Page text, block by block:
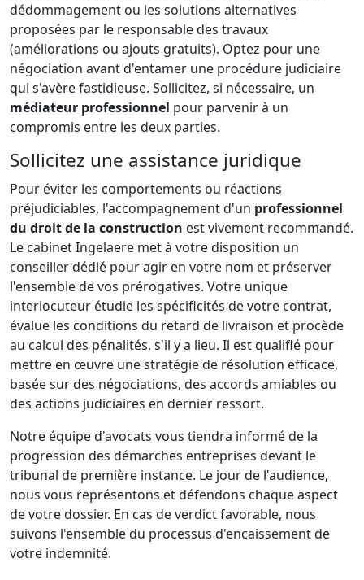
dédommagement ou les solutions alternatives
proposées par le responsable des travaux
(améliorations ou ajouts gratuits). Optez pour une
négociation avant d'entamer une procédure judiciaire
qui s'avère fastidieuse. Sollicitez, si nécessaire, un
médiateur professionnel pour parvenir à un
compromis entre les deux parties.
Sollicitez une assistance juridique
Pour éviter les comportements ou réactions
préjudiciables, l'accompagnement d'un professionnel
du droit de la construction est vivement recommandé.
Le cabinet Ingelaere met à votre disposition un
conseiller dédié pour agir en votre nom et préserver
l'ensemble de vos prérogatives. Votre unique
interlocuteur étudie les spécificités de votre contrat,
évalue les conditions du retard de livraison et procède
au calcul des pénalités, s'il y a lieu. Il est qualifié pour
mettre en œuvre une stratégie de résolution efficace,
basée sur des négociations, des accords amiables ou
des actions judiciaires en dernier ressort.
Notre équipe d'avocats vous tiendra informé de la
progression des démarches entreprises devant le
tribunal de première instance. Le jour de l'audience,
nous vous représentons et défendons chaque aspect
de votre dossier. En cas de verdict favorable, nous
suivons l'ensemble du processus d'encaissement de
votre indemnité.